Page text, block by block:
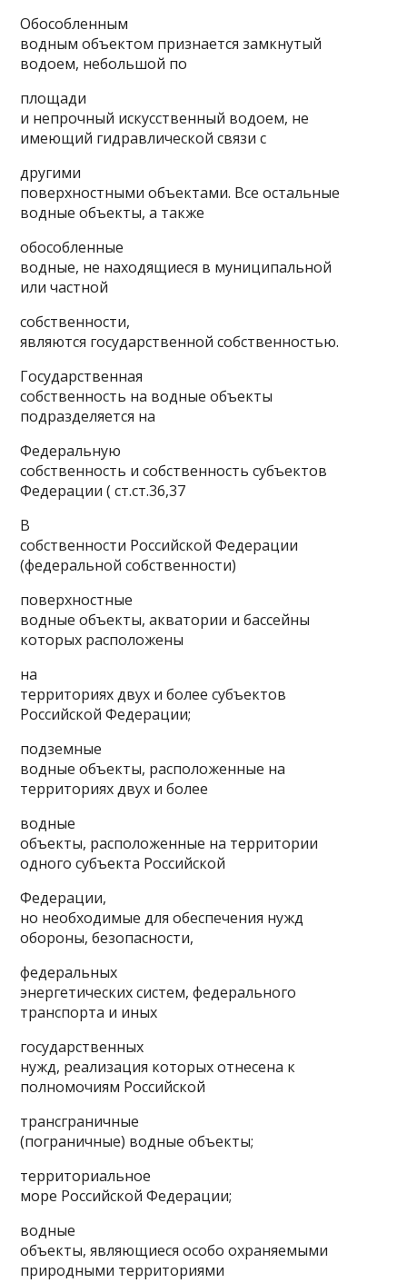
Обособленным
водным объектом признается замкнутый
водоем, небольшой по
площади
и непрочный искусственный водоем, не
имеющий гидравлической связи с
другими
поверхностными объектами. Все остальные
водные объекты, а также
обособленные
водные, не находящиеся в муниципальной
или частной
собственности,
являются государственной собственностью.
Государственная
собственность на водные объекты
подразделяется на
Федеральную
собственность и собственность субъектов
Федерации ( ст.ст.36,37
В
собственности Российской Федерации
(федеральной собственности)
поверхностные
водные объекты, акватории и бассейны
которых расположены
на
территориях двух и более субъектов
Российской Федерации;
подземные
водные объекты, расположенные на
территориях двух и более
водные
объекты, расположенные на территории
одного субъекта Российской
Федерации,
но необходимые для обеспечения нужд
обороны, безопасности,
федеральных
энергетических систем, федерального
транспорта и иных
государственных
нужд, реализация которых отнесена к
полномочиям Российской
трансграничные
(пограничные) водные объекты;
территориальное
море Российской Федерации;
водные
объекты, являющиеся особо охраняемыми
природными территориями